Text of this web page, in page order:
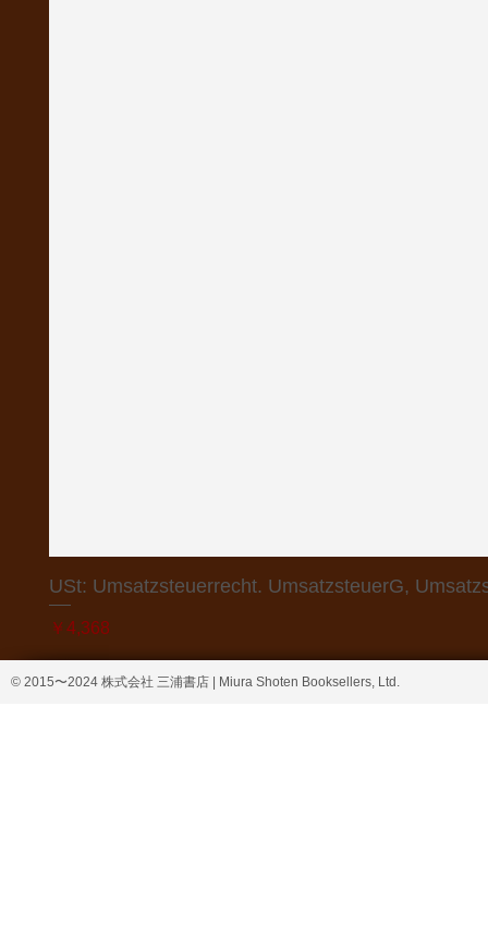
USt: Umsatzsteuerrecht. UmsatzsteuerG,
価格
￥4,368
© 2015〜2024 株式会社 三浦書店 | Miura Shoten Booksellers, Ltd.